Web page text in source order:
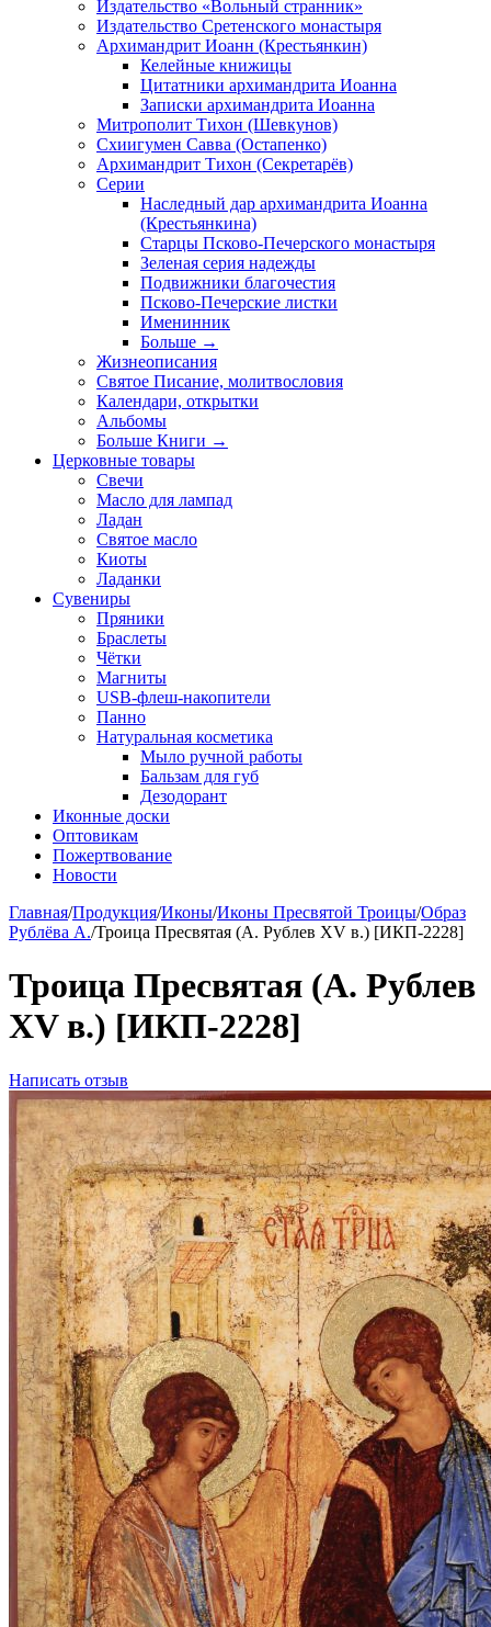
Издательство «Вольный странник»
Издательство Сретенского монастыря
Архимандрит Иоанн (Крестьянкин)
Келейные книжицы
Цитатники архимандрита Иоанна
Записки архимандрита Иоанна
Митрополит Тихон (Шевкунов)
Схиигумен Савва (Остапенко)
Архимандрит Тихон (Секретарёв)
Серии
Наследный дар архимандрита Иоанна
(Крестьянкина)
Старцы Псково-Печерского монастыря
Зеленая серия надежды
Подвижники благочестия
Псково-Печерские листки
Именинник
Больше →
Жизнеописания
Святое Писание, молитвословия
Календари, открытки
Альбомы
Больше Книги →
Церковные товары
Свечи
Масло для лампад
Ладан
Святое масло
Киоты
Ладанки
Сувениры
Пряники
Браслеты
Чётки
Магниты
USB-флеш-накопители
Панно
Натуральная косметика
Мыло ручной работы
Бальзам для губ
Дезодорант
Иконные доски
Оптовикам
Пожертвование
Новости
Главная/Продукция/Иконы/Иконы Пресвятой Троицы/Образ
Рублёва А./Троица Пресвятая (А. Рублев XV в.) [ИКП-2228]
Троица Пресвятая (А. Рублев
XV в.) [ИКП-2228]
Написать отзыв